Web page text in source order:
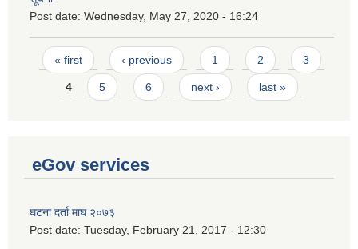
Post date: Wednesday, May 27, 2020 - 16:24
Pages
« first ‹ previous 1 2 3
4 5 6 next › last »
eGov services
घटना दर्ता माघ २०७३
Post date: Tuesday, February 21, 2017 - 12:30